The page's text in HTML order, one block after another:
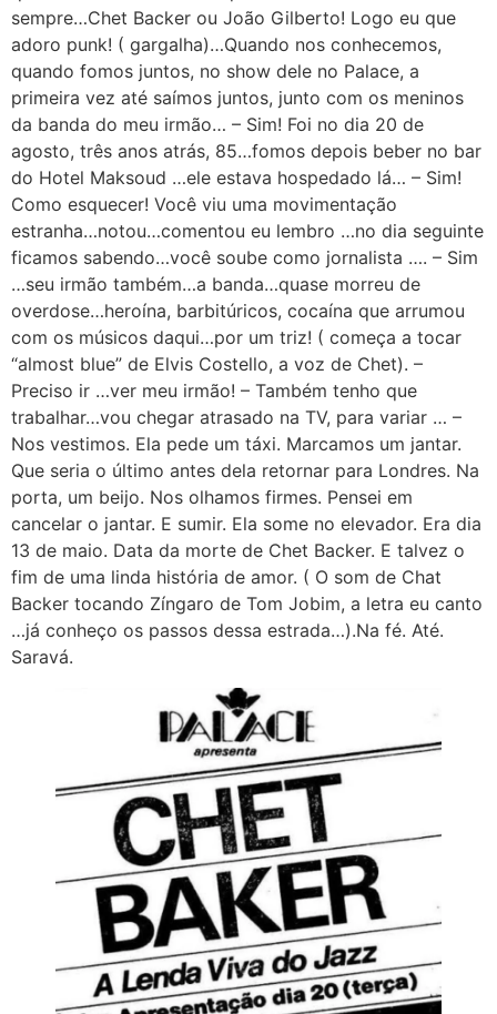
sempre…Chet Backer ou João Gilberto! Logo eu que
adoro punk! ( gargalha)…Quando nos conhecemos,
quando fomos juntos, no show dele no Palace, a
primeira vez até saímos juntos, junto com os meninos
da banda do meu irmão… – Sim! Foi no dia 20 de
agosto, três anos atrás, 85…fomos depois beber no bar
do Hotel Maksoud …ele estava hospedado lá… – Sim!
Como esquecer! Você viu uma movimentação
estranha…notou…comentou eu lembro …no dia seguinte
ficamos sabendo…você soube como jornalista …. – Sim
…seu irmão também…a banda…quase morreu de
overdose…heroína, barbitúricos, cocaína que arrumou
com os músicos daqui…por um triz! ( começa a tocar
“almost blue” de Elvis Costello, a voz de Chet). –
Preciso ir …ver meu irmão! – Também tenho que
trabalhar…vou chegar atrasado na TV, para variar … –
Nos vestimos. Ela pede um táxi. Marcamos um jantar.
Que seria o último antes dela retornar para Londres. Na
porta, um beijo. Nos olhamos firmes. Pensei em
cancelar o jantar. E sumir. Ela some no elevador. Era dia
13 de maio. Data da morte de Chet Backer. E talvez o
fim de uma linda história de amor. ( O som de Chat
Backer tocando Zíngaro de Tom Jobim, a letra eu canto
…já conheço os passos dessa estrada…).Na fé. Até.
Saravá.